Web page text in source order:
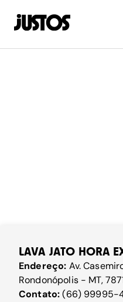
LAVA JATO HORA
Endereço: Av.
Rondonópolis - MT,
Contato:(66) 99995-